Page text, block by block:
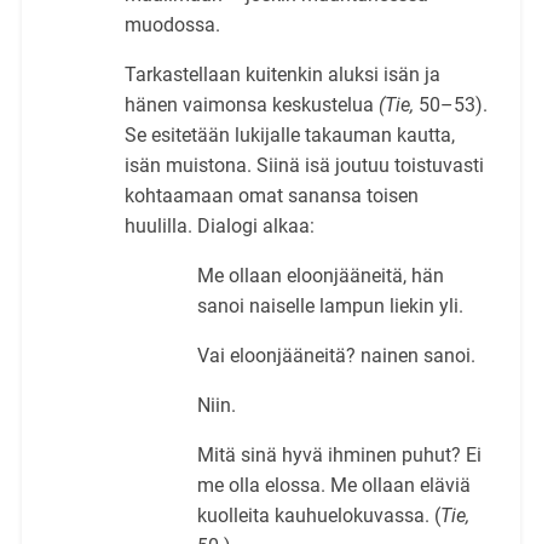
muodossa.
Tarkastellaan kuitenkin aluksi isän ja
hänen vaimonsa keskustelua (Tie, 50–53).
Se esitetään lukijalle takauman kautta,
isän muistona. Siinä isä joutuu toistuvasti
kohtaamaan omat sanansa toisen
huulilla. Dialogi alkaa:
Me ollaan eloonjääneitä, hän
sanoi naiselle lampun liekin yli.
Vai eloonjääneitä? nainen sanoi.
Niin.
Mitä sinä hyvä ihminen puhut? Ei
me olla elossa. Me ollaan eläviä
kuolleita kauhuelokuvassa. (Tie,